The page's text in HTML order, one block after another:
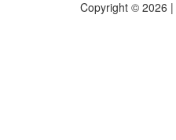
Copyright © 2026 |